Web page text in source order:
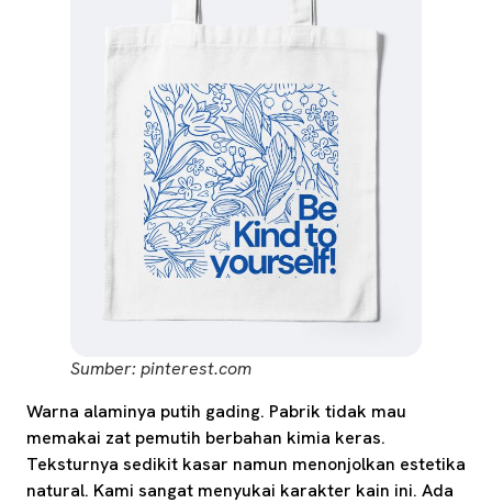
Sumber: pinterest.com
Warna alaminya putih gading. Pabrik tidak mau
memakai zat pemutih berbahan kimia keras.
Teksturnya sedikit kasar namun menonjolkan estetika
natural. Kami sangat menyukai karakter kain ini. Ada